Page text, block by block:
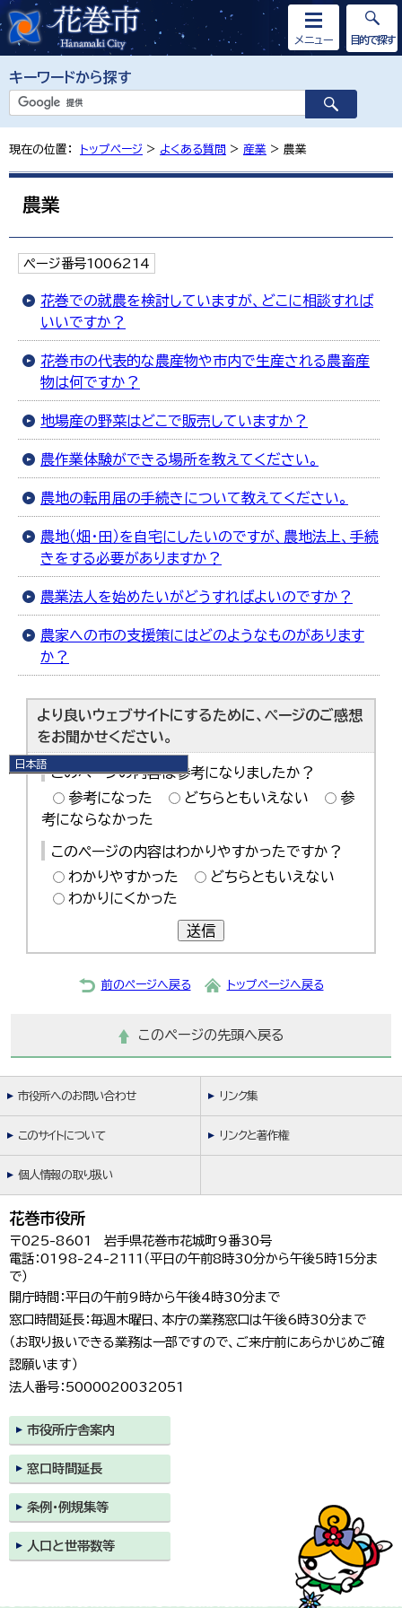
キーワードから探す
メニュー
日本語
日本語
English
한국어
繁體中文
目的で探す
現在の位置： トップページ > よくある質問 > 産業 > 農業
農業
ページ番号1006214
花巻での就農を検討していますが、どこに相談すれば
いいですか？
花巻市の代表的な農産物や市内で生産される農畜産
物は何ですか？
地場産の野菜はどこで販売していますか？
農作業体験ができる場所を教えてください。
農地の転用届の手続きについて教えてください。
農地（畑・田）を自宅にしたいのですが、農地法上、手続
きをする必要がありますか？
農業法人を始めたいがどうすればよいのですか？
農家への市の支援策にはどのようなものがあります
か？
より良いウェブサイトにするために、ページのご感想
をお聞かせください。
このページの内容は参考になりましたか？
参考になった
どちらともいえない
参
考にならなかった
このページの内容はわかりやすかったですか？
わかりやすかった
どちらともいえない
わかりにくかった
送信
前のページへ戻る トップページへ戻る
このページの先頭へ戻る
市役所へのお問い合わせ リンク集
このサイトについて リンクと著作権
個人情報の取り扱い
花巻市役所
〒025-8601 岩手県花巻市花城町9番30号
電話：0198-24-2111（平日の午前8時30分から午後5時15分ま
で）
開庁時間：平日の午前9時から午後4時30分まで
窓口時間延長：毎週木曜日、本庁の業務窓口は午後6時30分まで
（お取り扱いできる業務は一部ですので、ご来庁前にあらかじめご確
認願います）
法人番号：5000020032051
市役所庁舎案内
窓口時間延長
条例・例規集等
人口と世帯数等